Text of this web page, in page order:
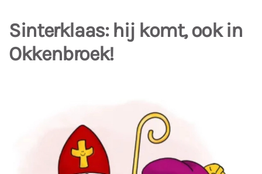
Sinterklaas: hij komt, ook in
Okkenbroek!